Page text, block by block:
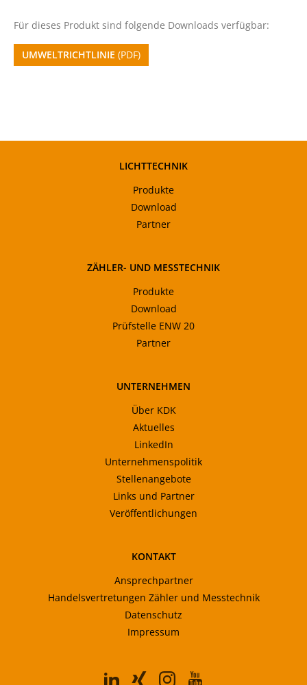
Für dieses Produkt sind folgende Downloads verfügbar:
UMWELTRICHTLINIE (PDF)
LICHTTECHNIK
Produkte
Download
Partner
ZÄHLER- UND MESSTECHNIK
Produkte
Download
Prüfstelle ENW 20
Partner
UNTERNEHMEN
Über KDK
Aktuelles
LinkedIn
Unternehmenspolitik
Stellenangebote
Links und Partner
Veröffentlichungen
KONTAKT
Ansprechpartner
Handelsvertretungen Zähler und Messtechnik
Datenschutz
Impressum